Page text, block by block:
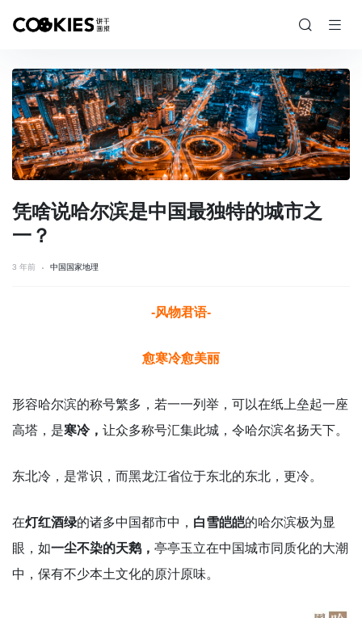
凭啥说哈尔滨是中国最独特的城市之
一？
3 年前 中国国家地理
-风物君语-
愈寒冷愈美丽
形容哈尔滨的称号繁多，若一一列举，可以在纸上垒起一座
高塔，是寒冷， 让众多称号汇集此城，令哈尔滨名扬天下。
东北冷，是常识，而黑龙江省位于东北的东北，更冷。
在灯红酒绿的诸多中国都市中， 白雪皑皑的哈尔滨极为显
眼，如一尘不染的天鹅， 亭亭玉立在中国城市同质化的大潮
中，保有不少本土文化的原汁原味。